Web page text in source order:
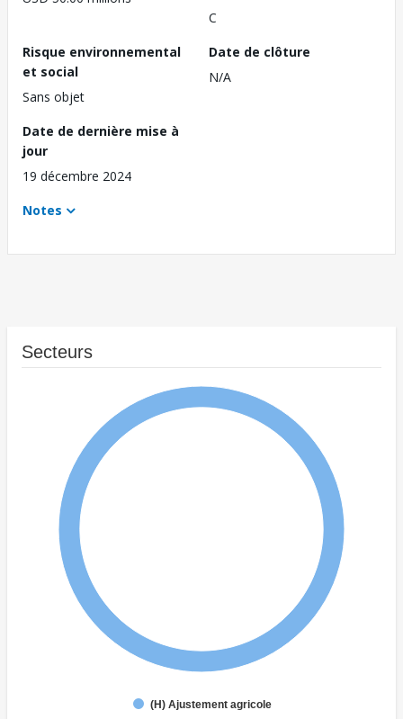
C
Risque environnemental
et social
Sans objet
Date de clôture
N/A
Date de dernière mise à
jour
19 décembre 2024
Notes
Secteurs
(H) Ajustement agricole